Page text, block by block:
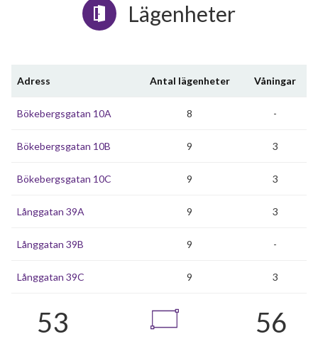
Lägenheter
Adress Antal lägenheter Våningar
Bökebergsgatan 10A 8 -
Bökebergsgatan 10B 9 3
Bökebergsgatan 10C 9 3
Långgatan 39A 9 3
Långgatan 39B 9 -
Långgatan 39C 9 3